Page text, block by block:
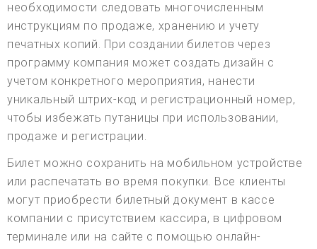
необходимости следовать многочисленным
инструкциям по продаже, хранению и учету
печатных копий. При создании билетов через
программу компания может создать дизайн с
учетом конкретного мероприятия, нанести
уникальный штрих-код и регистрационный номер,
чтобы избежать путаницы при использовании,
продаже и регистрации.
Билет можно сохранить на мобильном устройстве
или распечатать во время покупки. Все клиенты
могут приобрести билетный документ в кассе
компании с присутствием кассира, в цифровом
терминале или на сайте с помощью онлайн-